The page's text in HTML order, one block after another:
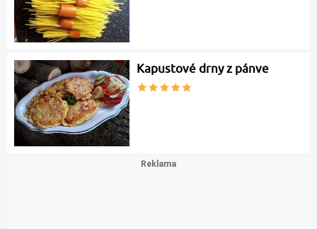
Kapustové drny z pánve